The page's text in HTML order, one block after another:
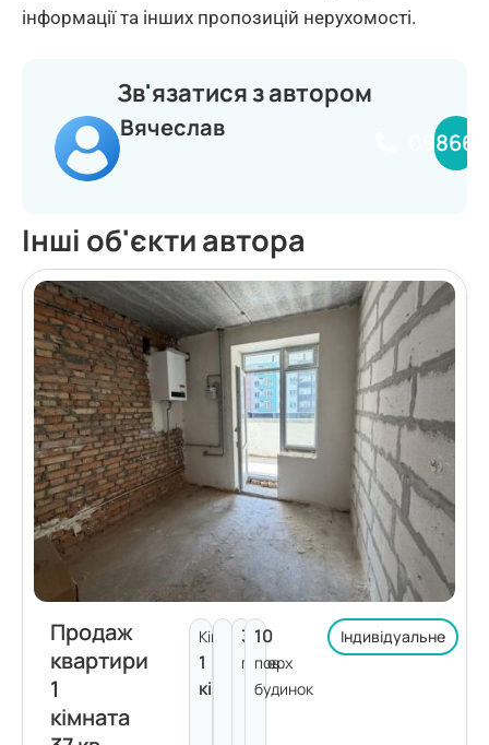
інформації та інших пропозицій нерухомості.
Зв'язатися з автором
Вячеслав
Інші об'єкти автора
Продаж
квартири
1
кімната
Кімнат:
1
кімната
3
поверх
10
пов.
будинок
Індивідуальне